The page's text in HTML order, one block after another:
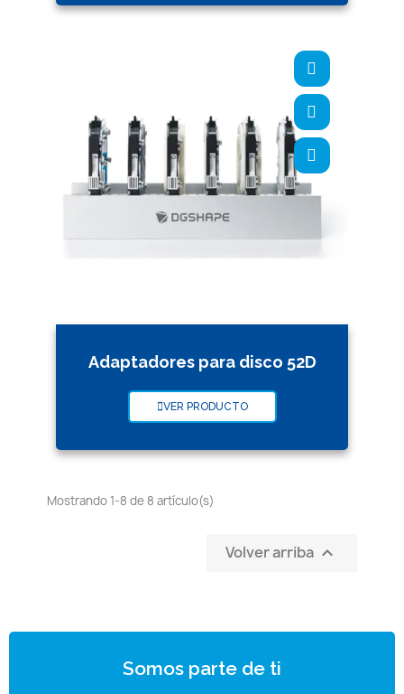
Adaptadores para disco 52D
VER PRODUCTO
Mostrando 1-8 de 8 artículo(s)
Volver arriba 
Somos parte de ti